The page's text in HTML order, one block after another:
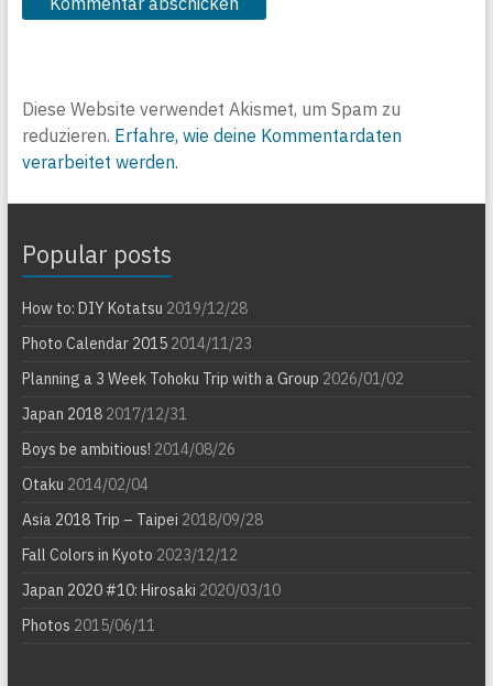
Diese Website verwendet Akismet, um Spam zu
reduzieren. Erfahre, wie deine Kommentardaten
verarbeitet werden.
Popular posts
How to: DIY Kotatsu 2019/12/28
Photo Calendar 20152014/11/23
Planning a 3 Week Tohoku Trip with a Group 2026/01/02
Japan 20182017/12/31
Boys be ambitious! 2014/08/26
Otaku 2014/02/04
Asia 2018 Trip – Taipei 2018/09/28
Fall Colors in Kyoto 2023/12/12
Japan 2020 #10: Hirosaki 2020/03/10
Photos 2015/06/11